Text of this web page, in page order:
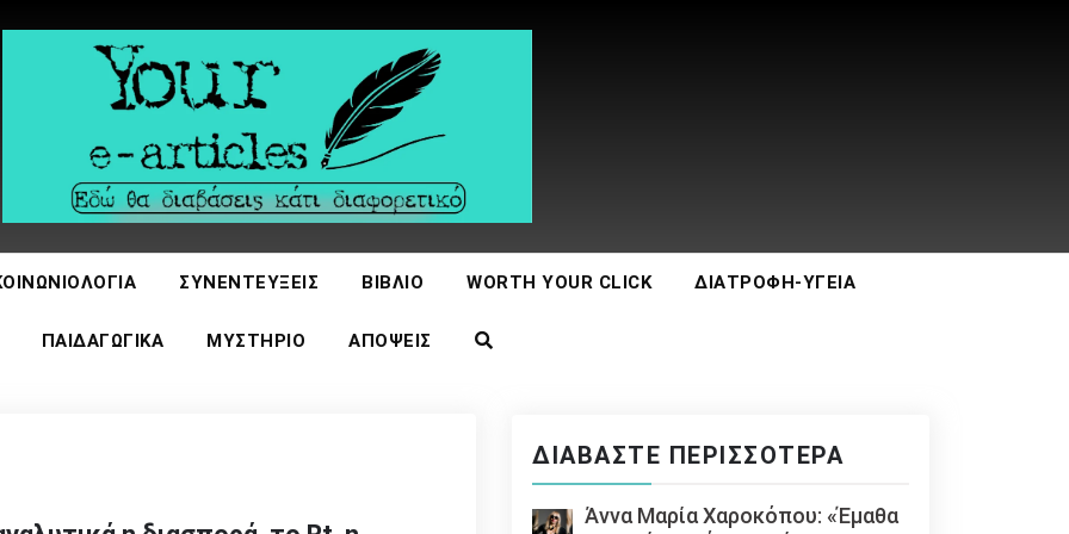
ΣΥΝΕΝΤΕΎΞΕΙΣ ΒΙΒΛΊΟ WORTH YOUR CLICK ΔΙΑΤΡΟΦΉ-ΥΓΕΊΑ
ΠΑΙΔΑΓΩΓΙΚΆ ΜΥΣΤΉΡΙΟ ΑΠΌΨΕΙΣ
ΔΙΑΒΆΣΤΕ ΠΕΡΙΣΣΌΤΕΡΑ
Άννα Μαρία Χαροκόπου: «Έμαθα